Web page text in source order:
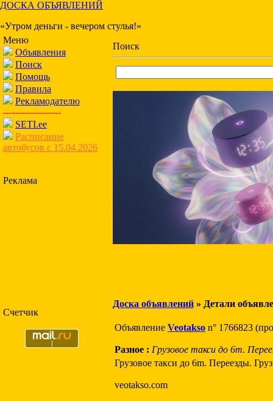
ДОСКА ОБЪЯВЛЕНИЙ
«Утром деньги - вечером стулья!»
Меню
Объявления
Поиск
Помощь
Правила
Рекламодателю
-------------------
SETI.ee
Расписание
автобусов с 15.04.2026
Реклама
Счетчик
Поиск
Доска объявлений » Детали
Объявление Veotakso n° 1766823
Разное : Грузовое такси до 6m.
Грузовое такси до 6m. Переезды.
veotakso.com